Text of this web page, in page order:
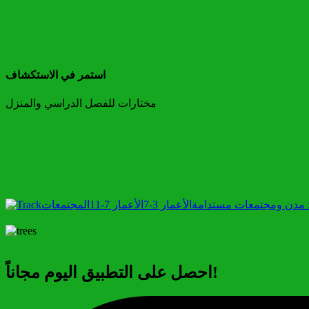
استمر في الاستكشاف
مختارات للفصل الدراسي والمنزل
الأعمار 3-7 الأعمار 7-11 المجتمعات
احصل على التطبيق اليوم مجاناً!